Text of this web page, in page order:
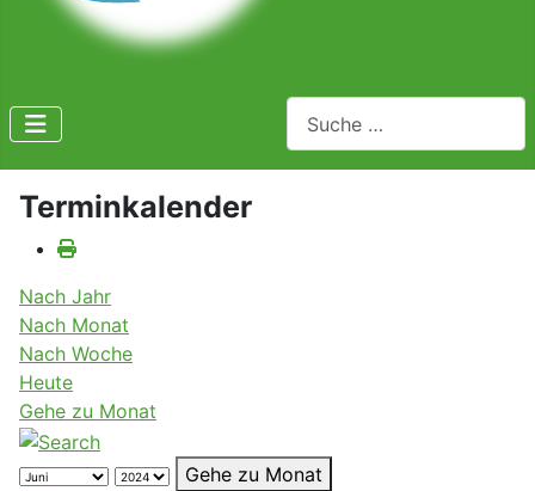
Terminkalender
Nach Jahr
Nach Monat
Nach Woche
Heute
Gehe zu Monat
Gehe zu Monat